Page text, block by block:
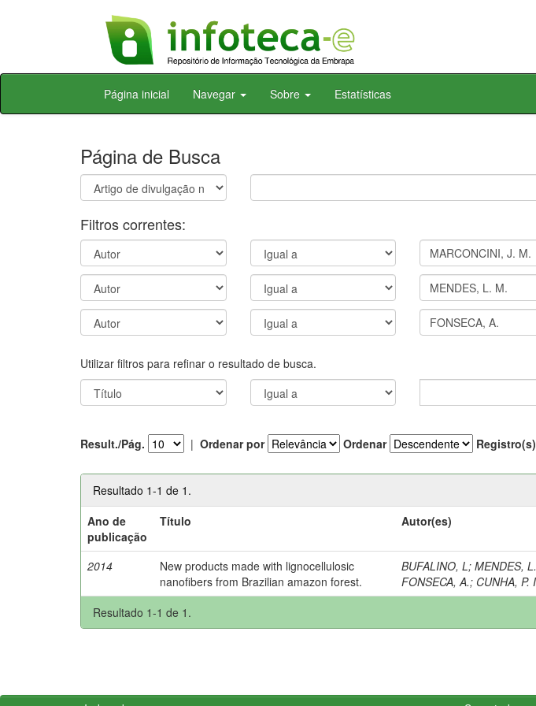
Skip
Página inicial Navegar Sobre Estatísticas
Página de Busca
Filtros correntes:
Utilizar filtros para refinar o resultado de busca.
Result./Pág. | Ordenar por Ordenar Registro(s)
Resultado 1-1 de 1.
Ano de
publicação
Título Autor(es)
2014
New products made with lignocellulosic
nanofibers from Brazilian amazon forest.
BUFALINO, L;MENDES,
FONSECA, A.; CUNHA, P.
Resultado 1-1 de 1.